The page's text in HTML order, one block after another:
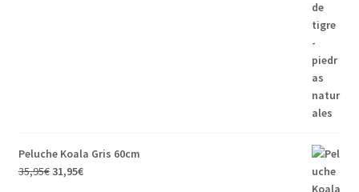
Peluche Koala Gris 60cm
35,95€31,95€